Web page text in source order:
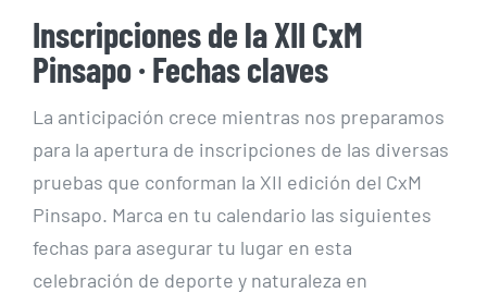
Inscripciones de la XII CxM
Pinsapo · Fechas claves
La anticipación crece mientras nos preparamos
para la apertura de inscripciones de las diversas
pruebas que conforman la XII edición del CxM
Pinsapo. Marca en tu calendario las siguientes
fechas para asegurar tu lugar en esta
celebración de deporte y naturaleza en